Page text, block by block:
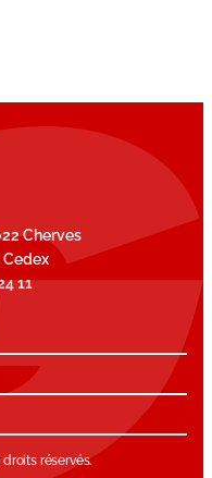
Cherves
Cedex
11
droits réservés.